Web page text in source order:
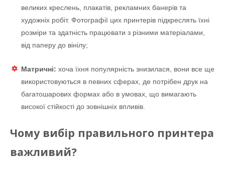
великих креслень, плакатів, рекламних банерів та
художніх робіт. Фотографії цих принтерів підкреслять їхні
розміри та здатність працювати з різними матеріалами,
від паперу до вінілу;
Матричні: хоча їхня популярність знизилася, вони все ще
використовуються в певних сферах, де потрібен друк на
багатошарових формах або в умовах, що вимагають
високої стійкості до зовнішніх впливів.
Чому вибір правильного принтера
важливий?